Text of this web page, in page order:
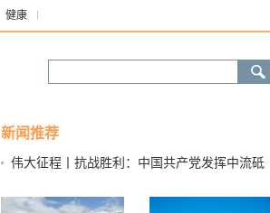
健康
新闻推荐
伟大征程丨抗战胜利：中国共产党发挥中流砥